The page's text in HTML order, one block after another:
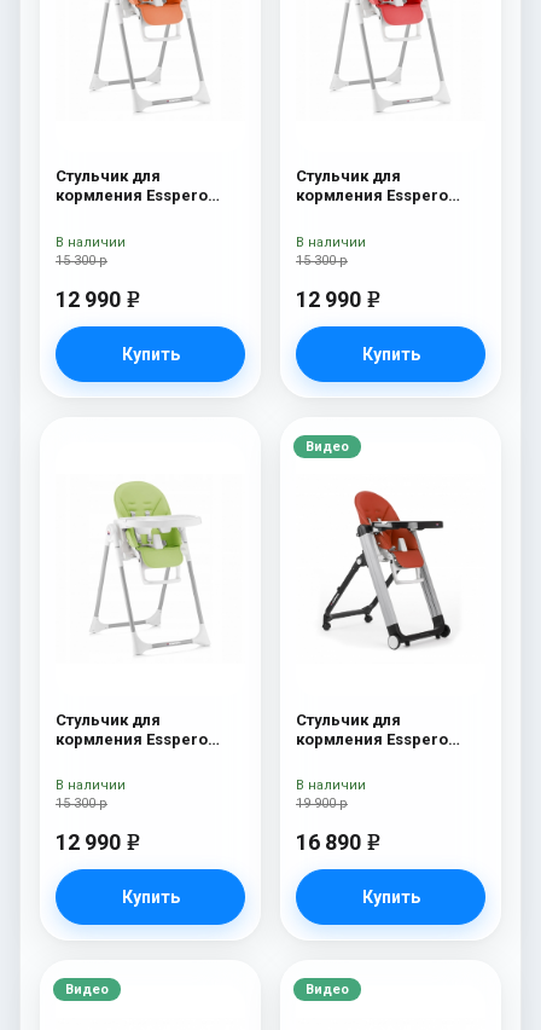
Стульчик для
кормления Esspero
15 300 р
12 990 e
Купить
В наличии
Стульчик для
кормления Esspero
15 300 р
12 990 e
Купить
В наличии
Стульчик для
кормления Esspero
15 300 р
12 990 e
Купить
В наличии
Видео
Стульчик для
кормления Esspero
19 900 р
16 890 e
Купить
В наличии
Видео Видео